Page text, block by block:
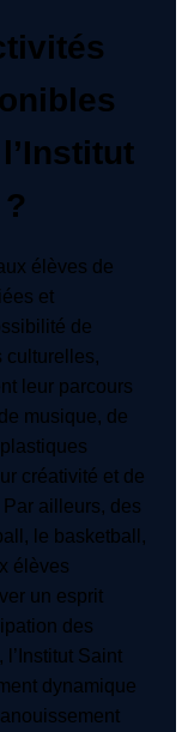
élèves de
et
de
culturelles,
leur parcours
musique, de
créativité et de
ailleurs, des
le basketball,
élèves
un esprit
des
Saint
dynamique